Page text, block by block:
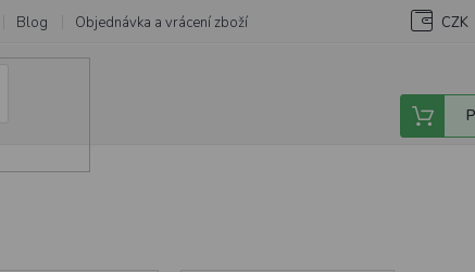
Blog Objednávka a vrácení zboží CZK